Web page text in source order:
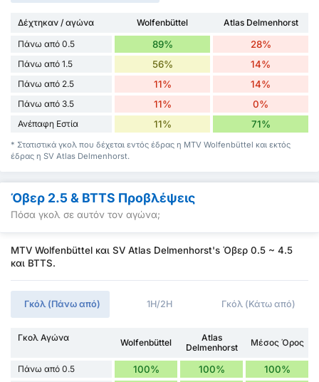
Δέχτηκαν / αγώνα Wolfenbüttel
Atlas Delmenhorst
Πάνω από 0.5
89% 28%
Πάνω από 1.5 56% 14%
Πάνω από 2.5 11% 14%
Πάνω από 3.5 11% 0%
Ανέπαφη Εστία 11% 71%
* Στατιστικά γκολ που δέχεται εντός έδρας η MTV Wolfenbüttel και εκτός
έδρας η SV Atlas Delmenhorst.
Όβερ 2.5 & BTTS Προβλέψεις
Πόσα γκολ σε αυτόν τον αγώνα;
MTV Wolfenbüttel και SV Atlas Delmenhorst's Όβερ 0.5 ~ 4.5
και BTTS.
Γκόλ (Πάνω από) 1H/2H Γκόλ (Κάτω από)
Γκολ Αγώνα Wolfenbüttel
Atlas
Delmenhorst
Μέσος Όρος
Πάνω από 0.5 100% 100% 100%